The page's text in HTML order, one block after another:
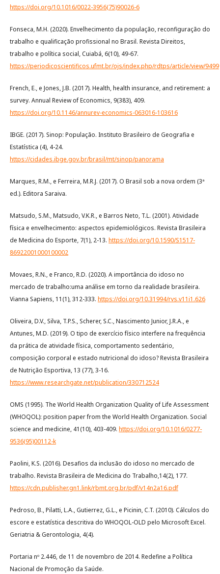
https://doi.org/10.1016/0022-3956(75)90026-6
Fonseca, M.H. (2020). Envelhecimento da população, reconfiguração do
trabalho e qualificação profissional no Brasil. Revista Direitos,
trabalho e política social, Cuiabá, 6(10), 49-67.
https://periodicoscientificos.ufmt.br/ojs/index.php/rdtps/article/view/9499
French, E., e Jones, J.B. (2017). Health, health insurance, and retirement: a
survey. Annual Review of Economics, 9(383), 409.
https://doi.org/10.1146/annurev-economics-063016-103616
IBGE. (2017). Sinop: População. Instituto Brasileiro de Geografia e
Estatística (4), 4-24.
https://cidades.ibge.gov.br/brasil/mt/sinop/panorama
Marques, R.M., e Ferreira, M.R.J. (2017). O Brasil sob a nova ordem (3ª
ed.). Editora Saraiva.
Matsudo, S.M., Matsudo, V.K.R., e Barros Neto, T.L. (2001). Atividade
física e envelhecimento: aspectos epidemiológicos. Revista Brasileira
de Medicina do Esporte, 7(1), 2-13. https://doi.org/10.1590/S1517-
86922001000100002
Movaes, R.N., e Franco, R.D. (2020). A importância do idoso no
mercado de trabalho:uma análise em torno da realidade brasileira.
Vianna Sapiens, 11(1), 312-333. https://doi.org/10.31994/rvs.v11i1.626
Oliveira, D.V., Silva, T.P.S., Scherer, S.C., Nascimento Junior, J.R.A., e
Antunes, M.D. (2019). O tipo de exercício físico interfere na frequência
da prática de atividade física, comportamento sedentário,
composição corporal e estado nutricional do idoso? Revista Brasileira
de Nutrição Esportiva, 13 (77), 3-16.
https://www.researchgate.net/publication/330712524
OMS (1995). The World Health Organization Quality of Life Assessment
(WHOQOL): position paper from the World Health Organization. Social
science and medicine, 41(10), 403-409. https://doi.org/10.1016/0277-
9536(95)00112-k
Paolini, K.S. (2016). Desafios da inclusão do idoso no mercado de
trabalho. Revista Brasileira de Medicina do Trabalho,14(2), 177.
https://cdn.publisher.gn1.link/rbmt.org.br/pdf/v14n2a16.pdf
Pedroso, B., Pilatti, L.A., Gutierrez, G.L., e Picinin, C.T. (2010). Cálculos do
escore e estatística descritiva do WHOQOL-OLD pelo Microsoft Excel.
Geriatria & Gerontologia, 4(4).
Portaria nº 2.446, de 11 de novembro de 2014. Redefine a Política
Nacional de Promoção da Saúde.